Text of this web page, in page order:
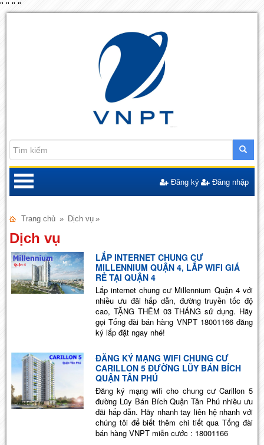
" " " "
Đăng ký Đăng nhập
Trang chủ » Dịch vụ »
Dịch vụ
LẮP INTERNET CHUNG CƯ
MILLENNIUM QUẬN 4, LẮP WIFI GIÁ
RẺ TẠI QUẬN 4
Lắp internet chung cư Millennium Quận 4 với
nhiều ưu đãi hấp dẫn, đường truyền tốc độ
cao, TẶNG THÊM 03 THÁNG sử dụng. Hãy
gọi Tổng đài bán hàng VNPT 18001166 đăng
ký lắp đặt ngay nhé!
ĐĂNG KÝ MẠNG WIFI CHUNG CƯ
CARILLON 5 ĐƯỜNG LŨY BÁN BÍCH
QUẬN TÂN PHÚ
Đăng ký mạng wifi cho chung cư Carillon 5
đường Lũy Bán Bích Quận Tân Phú nhiều ưu
đãi hấp dẫn. Hãy nhanh tay liên hệ nhanh với
chúng tôi để biết thêm chi tiết qua Tổng đài
bán hàng VNPT miễn cước : 18001166